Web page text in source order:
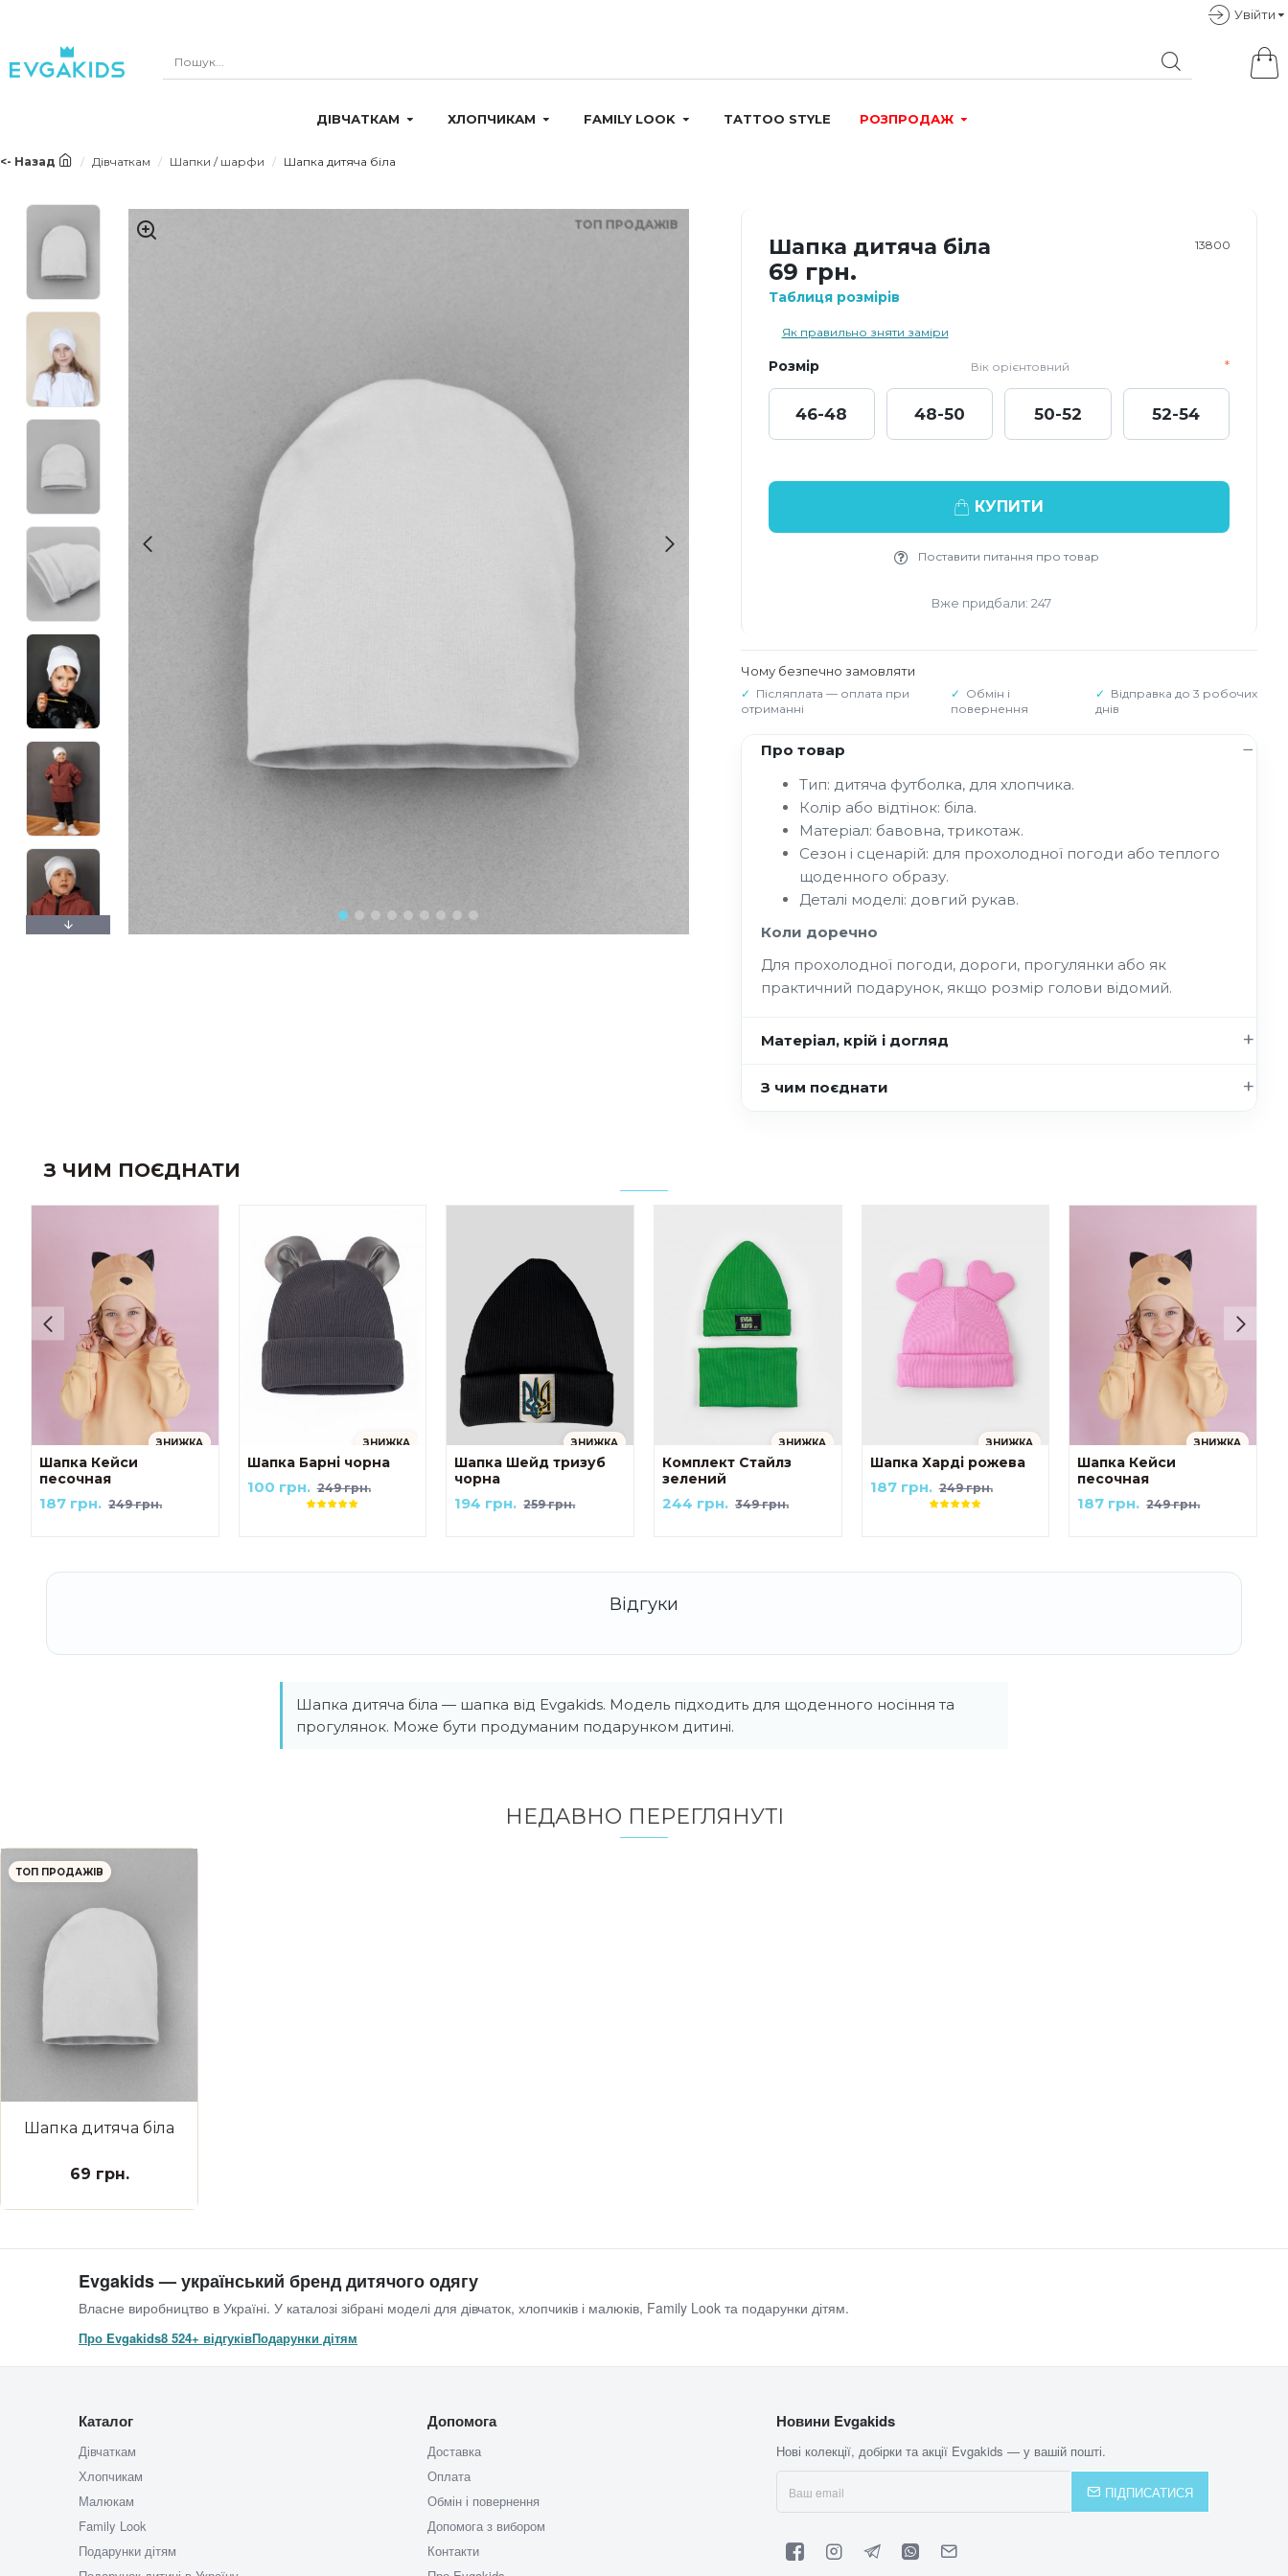
Увiйти
ДІВЧАТКАМ ХЛОПЧИКАМ FAMILY LOOK TATTOO STYLE РОЗПРОДАЖ
<- Назад Дівчаткам Шапки / шарфи Шапка дитяча біла
ТОП ПРОДАЖІВ
Шапка дитяча біла 13800
69 грн.
Таблиця розмірів
Як правильно зняти заміри
Розмір Вік орієнтовний
46-48 48-50 50-52 52-54
КУПИТИ
Поставити питання про товар
Вже придбали: 247
Чому безпечно замовляти
Післяплата — оплата при
отриманні
Обмін і
повернення
Відправка до 3 робочих
днів
Про товар
Тип: дитяча футболка, для хлопчика.
Колір або відтінок: біла.
Матеріал: бавовна, трикотаж.
Сезон і сценарій: для прохолодної погоди або теплого
щоденного образу.
Деталі моделі: довгий рукав.
Коли доречно
Для прохолодної погоди, дороги, прогулянки або як
практичний подарунок, якщо розмір голови відомий.
Матеріал, крій і догляд
З чим поєднати
З ЧИМ ПОЄДНАТИ
ЗНИЖКА
Шапка Кейси
песочная
249 грн.
187 грн.
ЗНИЖКА
Шапка Барні чорна
249 грн.
100 грн.
ЗНИЖКА
Шапка Шейд тризуб
чорна
259 грн.
194 грн.
ЗНИЖКА
Комплект Стайлз
зелений
349 грн.
244 грн.
ЗНИЖКА
Шапка Харді рожева
249 грн.
187 грн.
ЗНИЖКА
Шапка Кейси
песочная
249 грн.
187 грн.
Шапка дитяча біла — шапка від Evgakids. Модель підходить для щоденного носіння та
прогулянок. Може бути продуманим подарунком дитині.
НЕДАВНО ПЕРЕГЛЯНУТI
ТОП ПРОДАЖІВ
Шапка дитяча біла
69 грн.
Evgakids — український бренд дитячого одягу
Власне виробництво в Україні. У каталозі зібрані моделі для дівчаток, хлопчиків і малюків, Family Look та подарунки дітям.
Про Evgakids8 524+ відгуківПодарунки дітям
Каталог
Дівчаткам
Хлопчикам
Малюкам
Family Look
Подарунки дітям
Допомога
Доставка
Оплата
Обмін і повернення
Допомога з вибором
Контакти
Новини Evgakids
Нові колекції, добірки та акції Evgakids — у вашій пошті.
ПІДПИСАТИСЯ